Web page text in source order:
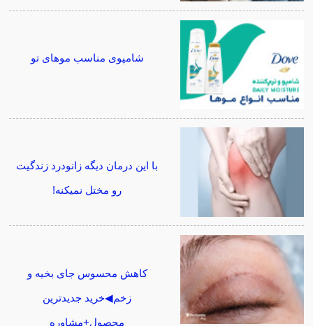
شامپوی مناسب موهای تو
با این درمان دیگه زانودرد زندگیت
رو مختل نمیکنه!
کاهش محسوس جای بخیه و
زخم◀خرید جدیدترین
محصول+مشاوره